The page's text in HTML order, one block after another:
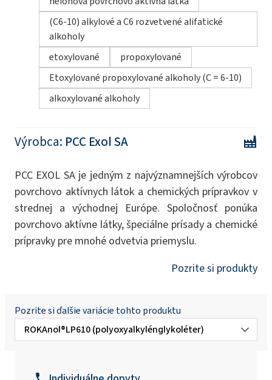
(C6-10) alkylové a C6 rozvetvené alifatické
alkoholy
etoxylované
propoxylované
Etoxylované propoxylované alkoholy (C = 6-10)
alkoxylované alkoholy
Výrobca: PCC Exol SA
PCC EXOL SA je jedným z najvýznamnejších výrobcov
povrchovo aktívnych látok a chemických prípravkov v
strednej a východnej Európe. Spoločnosť ponúka
povrchovo aktívne látky, špeciálne prísady a chemické
prípravky pre mnohé odvetvia priemyslu.
Pozrite si produkty
Pozrite si ďalšie variácie tohto produktu
ROKAnol®LP610 (polyoxyalkylénglykoléter)